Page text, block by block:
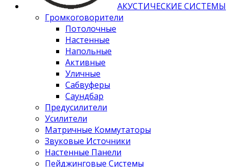
АКУСТИЧЕСКИЕ СИСТЕМЫ
Громкоговорители
Потолочные
Настенные
Напольные
Активные
Уличные
Сабвуферы
Саундбар
Предусилители
Усилители
Матричные Коммутаторы
Звуковые Источники
Настенные Панели
Пейджинговые Системы